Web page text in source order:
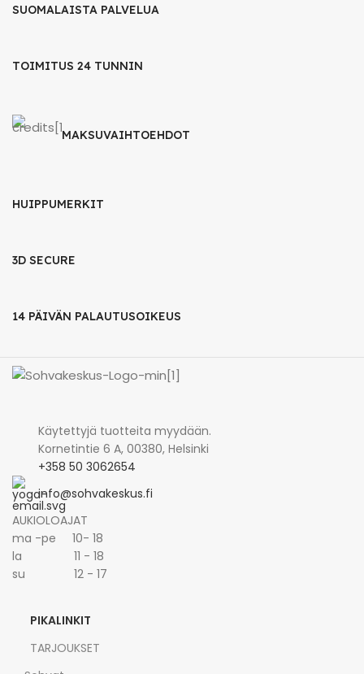
SUOMALAISTA PALVELUA
TOIMITUS 24 TUNNIN
MAKSUVAIHTOEHDOT
HUIPPUMERKIT
3D SECURE
14 PÄIVÄN PALAUTUSOIKEUS
Käytettyjä tuotteita myydään.
Kornetintie 6 A, 00380, Helsinki
+358 50 3062654
info@sohvakeskus.fi
AUKIOLOAJAT
ma -pe 10- 18
la 11 - 18
su 12 - 17
PIKALINKIT
TARJOUKSET